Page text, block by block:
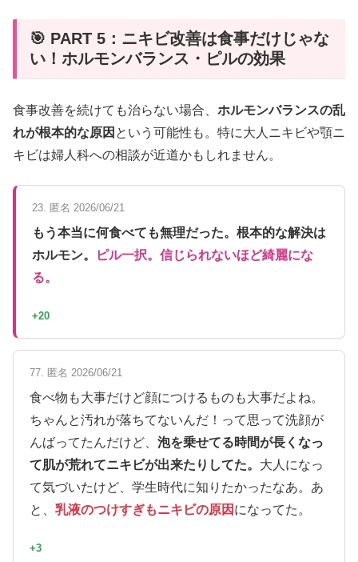
🎯 PART 5：ニキビ改善は食事だけじゃな
い！ホルモンバランス・ピルの効果
食事改善を続けても治らない場合、 ホルモンバランスの乱
れが根本的な原因 という可能性も。特に大人ニキビや顎ニ
キビは婦人科への相談が近道かもしれません。
23. 匿名 2026/06/21
もう本当に何食べても無理だった。根本的な解決は
ホルモン。
ピル一択。信じられないほど綺麗にな
る。
+20
77. 匿名 2026/06/21
食べ物も大事だけど顔につけるものも大事だよね。
ちゃんと汚れが落ちてないんだ！って思って洗顔が
んばってたんだけど、 泡を乗せてる時間が長くなっ
て肌が荒れてニキビが出来たりしてた。 大人になっ
て気づいたけど、学生時代に知りたかったなあ。あ
と、 乳液のつけすぎもニキビの原因 になってた。
+3